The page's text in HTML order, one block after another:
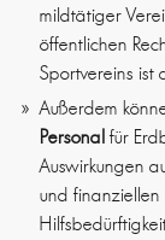
mildtätiger
öffentlichen
Sportvereins ist
Außerdem
Personal für
Auswirkungen
und